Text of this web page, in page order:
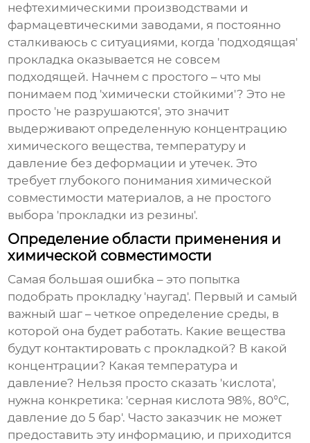
нефтехимическими производствами и
фармацевтическими заводами, я постоянно
сталкиваюсь с ситуациями, когда 'подходящая'
прокладка оказывается не совсем
подходящей. Начнем с простого – что мы
понимаем под 'химически стойкими'? Это не
просто 'не разрушаются', это значит
выдерживают определенную концентрацию
химического вещества, температуру и
давление без деформации и утечек. Это
требует глубокого понимания химической
совместимости материалов, а не простого
выбора 'прокладки из резины'.
Определение области применения и
химической совместимости
Самая большая ошибка – это попытка
подобрать прокладку 'наугад'. Первый и самый
важный шаг – четкое определение среды, в
которой она будет работать. Какие вещества
будут контактировать с прокладкой? В какой
концентрации? Какая температура и
давление? Нельзя просто сказать 'кислота',
нужна конкретика: 'серная кислота 98%, 80°C,
давление до 5 бар'. Часто заказчик не может
предоставить эту информацию, и приходится